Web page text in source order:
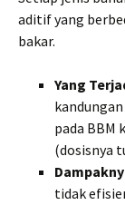
aditif yang
bakar.
Yang
pada BBM
(dosisnya
tidak